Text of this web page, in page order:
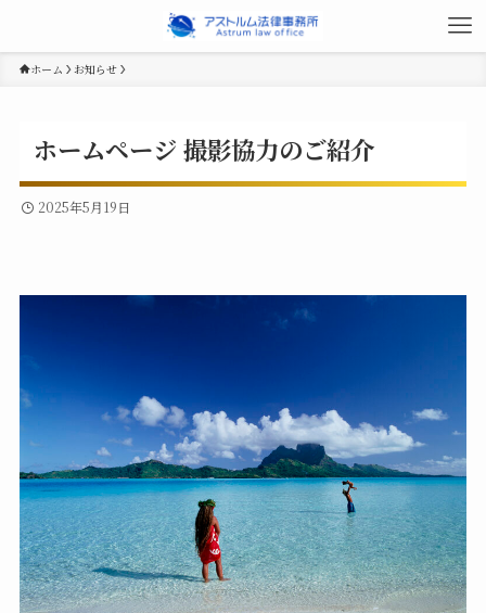
ホーム お知らせ
ホームページ 撮影協力のご紹介
2025年5月19日